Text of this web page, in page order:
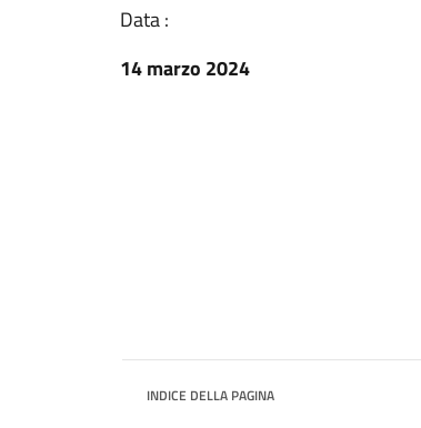
Data :
14 marzo 2024
INDICE DELLA PAGINA